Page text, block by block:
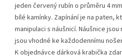
jeden červený rubín o průměru 4
bílé kamínky. Zapínání je na paten,
manipulaci s náušnicí. Náušnice
jsou vhodné ke každodennímu
K objednávce dárková krabička